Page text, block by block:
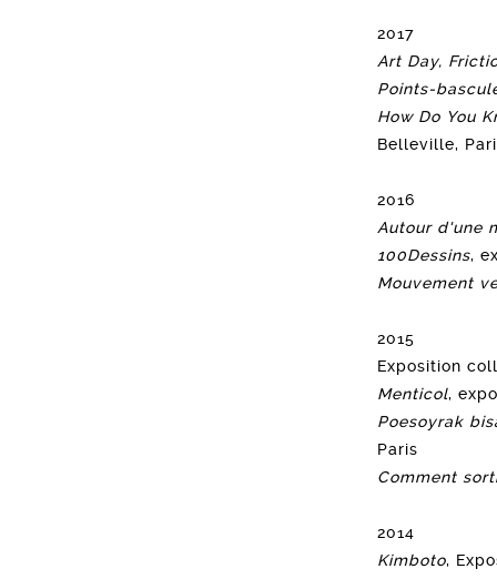
2017
Art Day,
Points-
How Do You
Belleville,
2016
Autour d'une
100Dessins,
Mouvement
2015
Exposition
Menticol,
Poesoyrak
Paris
Comment
2014
Kimboto,